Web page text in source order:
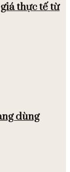
thực tế từ
dùng